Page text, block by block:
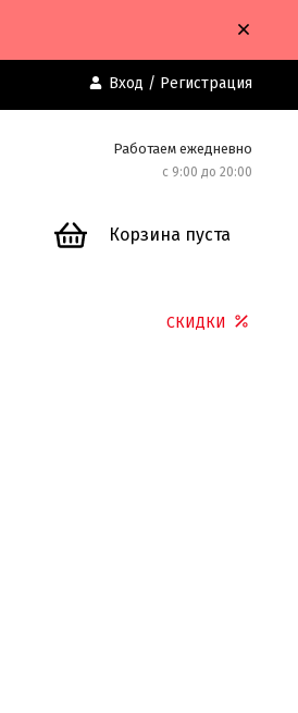
Вход / Регистрация
Работаем ежедневно
с 9:00 до 20:00
Корзина пуста
СКИДКИ